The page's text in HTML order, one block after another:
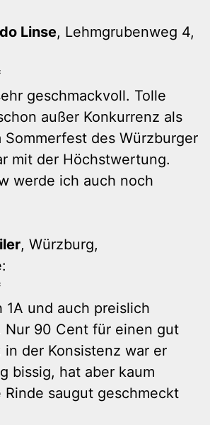
Linse, Lehmgrubenweg 4,
geschmackvoll. Tolle
außer Konkurrenz als
Sommerfest des Würzburger
mit der Höchstwertung.
werde ich auch noch
, Würzburg,
1A und auch preislich
Nur 90 Cent für einen gut
in der Konsistenz war er
bissig, hat aber kaum
saugut geschmeckt